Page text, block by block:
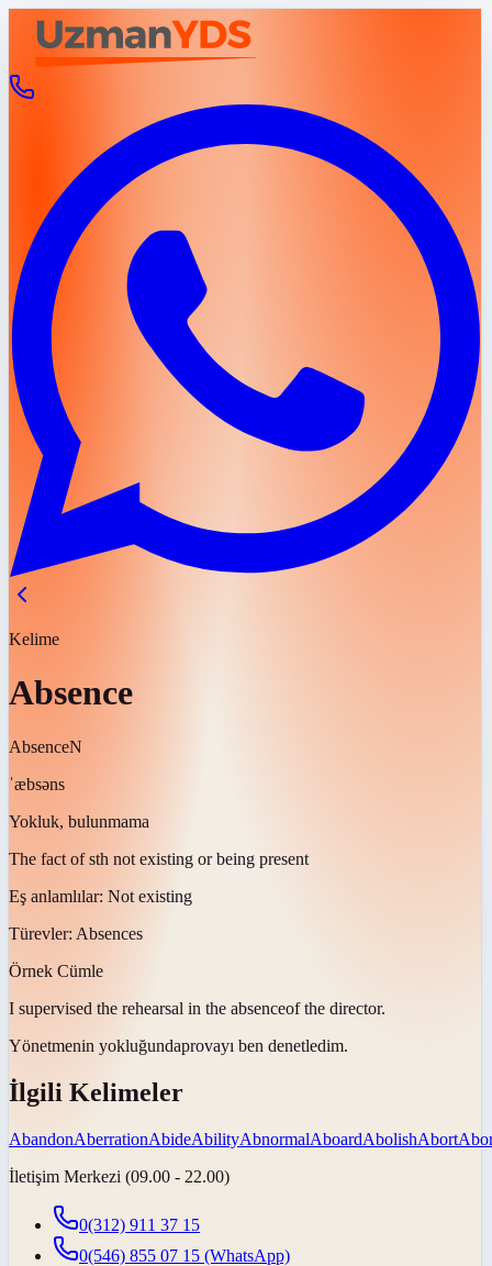
Kelime
Absence
AbsenceN
ˈæbsəns
Yokluk, bulunmama
The fact of sth not existing or being present
Eş anlamlılar: Not existing
Türevler: Absences
Örnek Cümle
I supervised the rehearsal in the absenceof the director.
Yönetmenin yokluğundaprovayı ben denetledim.
İlgili Kelimeler
AbandonAberrationAbideAbilityAbnormalAboardAbolishAbort
İletişim Merkezi (09.00 - 22.00)
0(312) 911 37 15
0(546) 855 07 15 (WhatsApp)